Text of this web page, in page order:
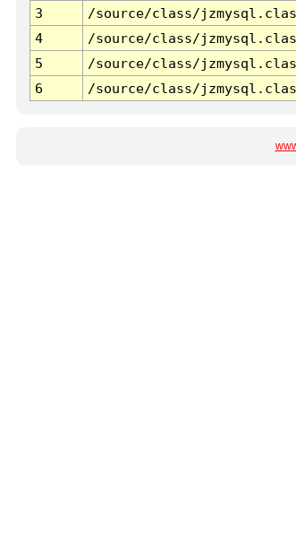
3
/source/class/
4
/source/class/
5
/source/class/
6
/source/class/